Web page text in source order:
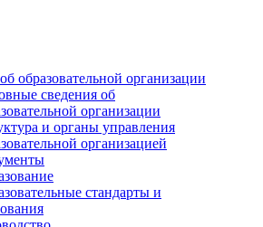
образовательной организации
сведения об
организации
и органы управления
организацией
стандарты и